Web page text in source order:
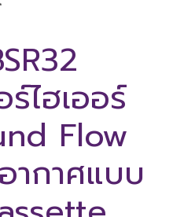
ไฮเออร์
Flow
ากาศแบบ